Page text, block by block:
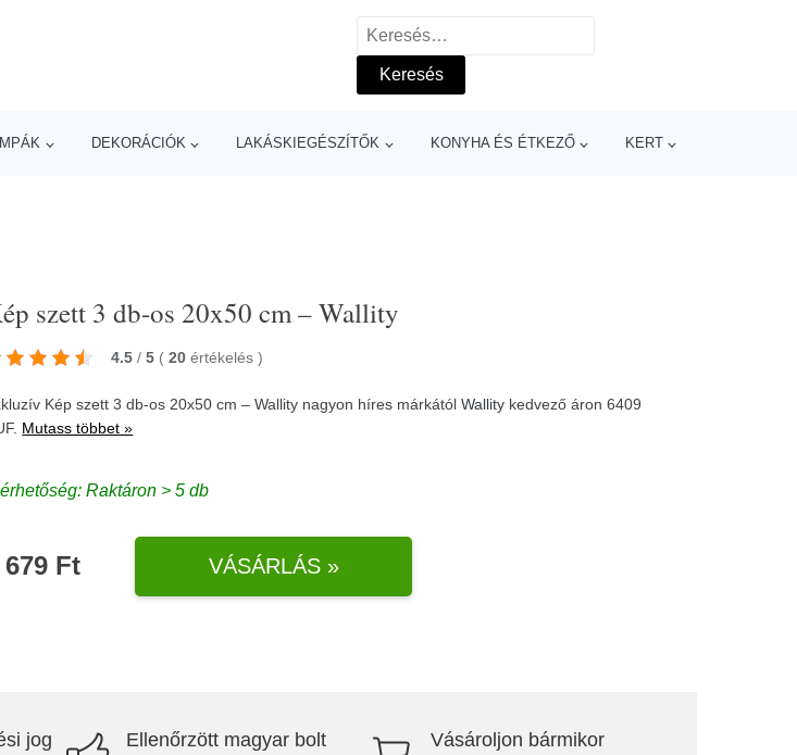
Keresés:
DEKORÁCIÓK LAKÁSKIEGÉSZÍTŐK KONYHA ÉS ÉTKEZŐ KERT
szett 3 db-os 20x50 cm – Wallity
4.5 / 5 ( 20 értékelés)
Kép szett 3 db-os 20x50 cm – Wallity nagyon híres márkátólWallity kedvező áron 6409
Mutass többet »
Raktáron > 5 db
679 Ft VÁSÁRLÁS »
jog Ellenőrzött magyar bolt Vásároljon bármikor